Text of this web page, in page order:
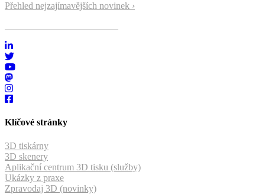
Přehled nejzajímavějších novinek ›
Klíčové stránky
3D tiskárny
3D skenery
Aplikační centrum 3D tisku (služby)
Ukázky z praxe
Zpravodaj 3D (novinky)